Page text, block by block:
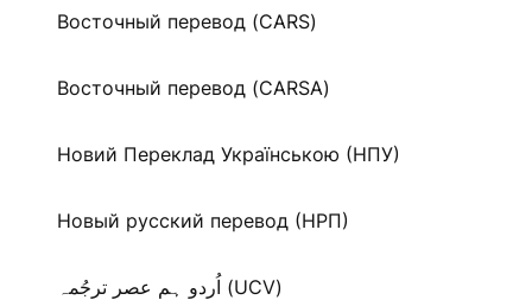
Восточный перевод (CARS)
Восточный перевод (CARSA)
Новий Переклад Українською (НПУ)
Новый русский перевод (НРП)
اُردو ہم عصر ترجُمہ (UCV)